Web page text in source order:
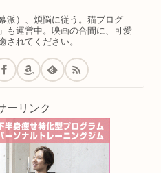
派）、煩悩に従う。猫ブログ
も運営中。映画の合間に、可愛
されてください。
ーリンク